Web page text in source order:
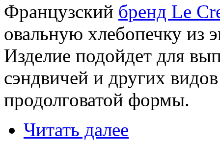
Французский бренд Le
овальную хлебопечку из
Изделие подойдет для
сэндвичей и других
продолговатой формы.
Читать далее